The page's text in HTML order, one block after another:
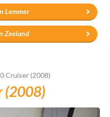
Lemmer
Zeeland
Cruiser (2008)
(2008)